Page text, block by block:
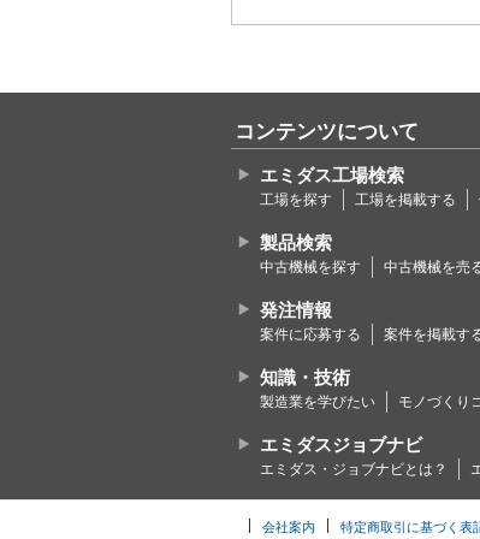
コンテンツについて
エミダス工場検索
工場を探す 工場を掲載する
製品検索
中古機械を探す 中古機械を売
発注情報
案件に応募する 案件を掲載す
知識・技術
製造業を学びたい モノづくり
エミダスジョブナビ
エミダス・ジョブナビとは？
会社案内 特定商取引に基づく表